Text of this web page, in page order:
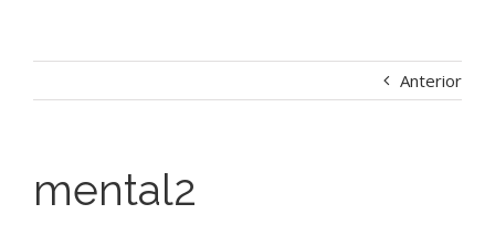
Anterior
mental2